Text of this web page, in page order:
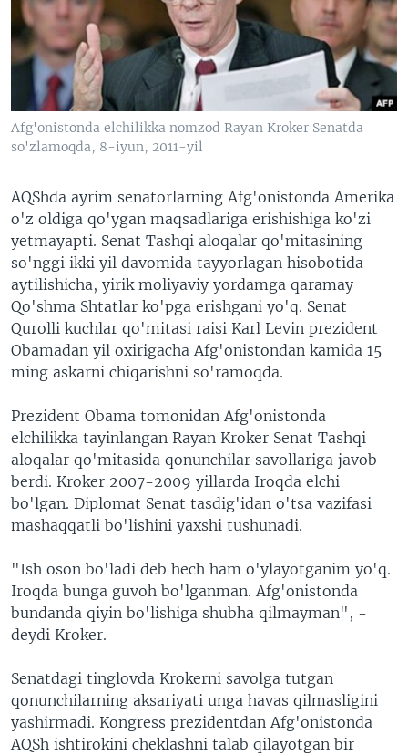
VIDEO
XABARLAR SURATLARDA
ODNOKLASSNIKI
TELEGRAM
TWITTER
SOUNDCLOUD
VOA
Afg'onistonda elchilikka nomzod Rayan Kroker Senatda
so'zlamoqda, 8-iyun, 2011-yil
AQShda ayrim senatorlarning Afg'onistonda Amerika
o'z oldiga qo'ygan maqsadlariga erishishiga ko'zi
yetmayapti. Senat Tashqi aloqalar qo'mitasining
so'nggi ikki yil davomida tayyorlagan hisobotida
aytilishicha, yirik moliyaviy yordamga qaramay
Qo'shma Shtatlar ko'pga erishgani yo'q. Senat
Qurolli kuchlar qo'mitasi raisi Karl Levin prezident
Obamadan yil oxirigacha Afg'onistondan kamida 15
ming askarni chiqarishni so'ramoqda.
Prezident Obama tomonidan Afg'onistonda
elchilikka tayinlangan Rayan Kroker Senat Tashqi
aloqalar qo'mitasida qonunchilar savollariga javob
berdi. Kroker 2007-2009 yillarda Iroqda elchi
bo'lgan. Diplomat Senat tasdig'idan o'tsa vazifasi
mashaqqatli bo'lishini yaxshi tushunadi.
"Ish oson bo'ladi deb hech ham o'ylayotganim yo'q.
Iroqda bunga guvoh bo'lganman. Afg'onistonda
bundanda qiyin bo'lishiga shubha qilmayman", -
deydi Kroker.
Senatdagi tinglovda Krokerni savolga tutgan
qonunchilarning aksariyati unga havas qilmasligini
yashirmadi. Kongress prezidentdan Afg'onistonda
AQSh ishtirokini cheklashni talab qilayotgan bir